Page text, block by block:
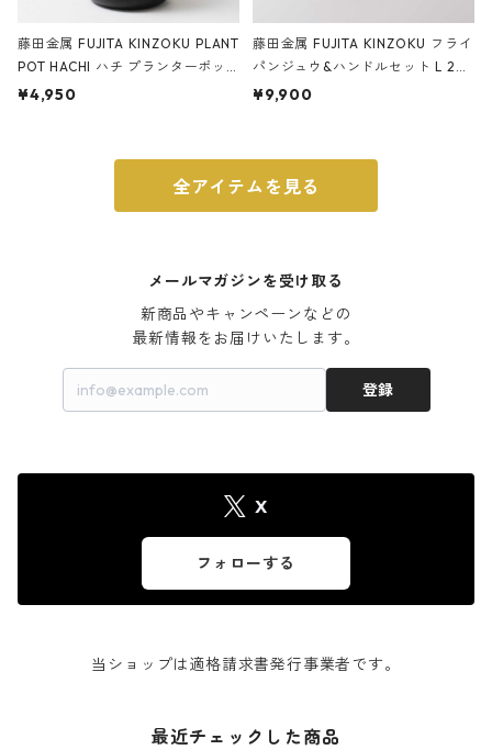
藤田金属 FUJITA KINZOKU PLANT
POT HACHI ハチ プランターポッ
ト 3号 ブラック
¥4,950
藤田金属 FUJITA KINZOKU フライ
パンジュウ&ハンドルセット L 24c
m ガス火・IH対応 鉄フライパン
¥9,900
全アイテムを見る
メールマガジンを受け取る
新商品やキャンペーンなどの
最新情報をお届けいたします。
登録
X
フォローする
当ショップは適格請求書発行事業者です。
最近チェックした商品